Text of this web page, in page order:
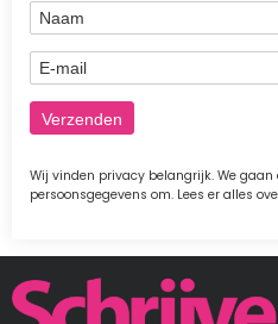
Naam
E-mail
Wij vinden privacy belangrijk. We
persoonsgegevens om. Lees er alles
Afbeelding